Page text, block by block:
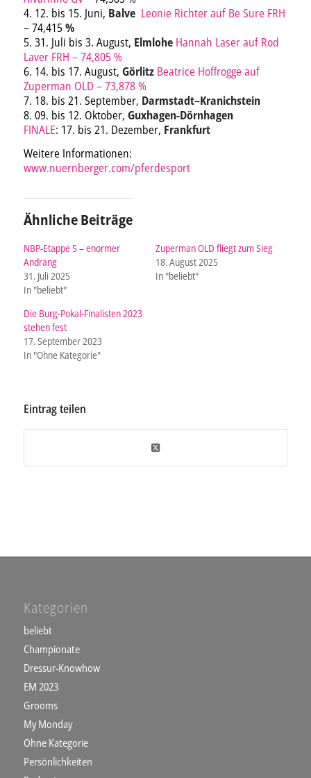
4. 12. bis 15. Juni, Balve Leonie Richter auf Be Sure FRH
– 74,415%
5. 31. Juli bis 3. August, Elmlohe Hannah Laser auf Rod
Laver FRH – 74,805 %
6. 14. bis 17. August, Görlitz Beatrice Hoffrogge auf
Zuperman OLD – 73,878 %
7. 18. bis 21. September, Darmstadt–Kranichstein
8. 09. bis 12. Oktober, Guxhagen-Dörnhagen
FINALE: 17. bis 21. Dezember, Frankfurt
Weitere Informationen:
www.nuernberger.com/pferdesport
Ähnliche Beiträge
NBP-Etappe 5 – enormer
Andrang
31. Juli 2025
In "beliebt"
Zuperman OLD fliegt zum Sieg
18. August 2025
In "beliebt"
Die Burg-Pokal-Finalisten 2023
stehen fest
17. September 2023
In "Ohne Kategorie"
Eintrag teilen
Kategorien
beliebt
Championate
Dressur-Knowhow
EM 2023
Grooms
My Monday
Ohne Kategorie
Persönlichkeiten